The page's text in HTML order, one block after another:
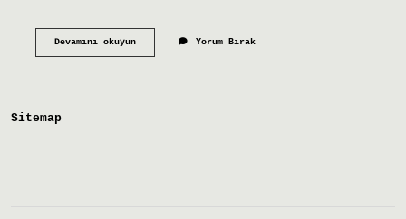
Devamını okuyunTuz
Yorum Bırak
Sitemap